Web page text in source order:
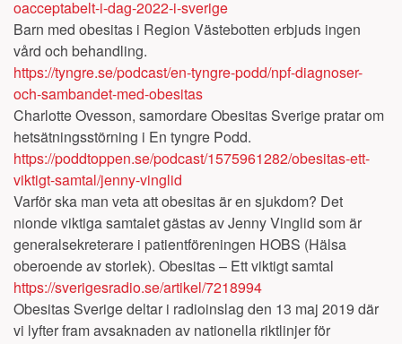
oacceptabelt-i-dag-2022-i-sverige
Barn med obesitas i Region Västebotten erbjuds ingen
vård och behandling.
https://tyngre.se/podcast/en-tyngre-podd/npf-diagnoser-
och-sambandet-med-obesitas
Charlotte Ovesson, samordare Obesitas Sverige pratar om
hetsätningsstörning i En tyngre Podd.
https://poddtoppen.se/podcast/1575961282/obesitas-ett-
viktigt-samtal/jenny-vinglid
Varför ska man veta att obesitas är en sjukdom? Det
nionde viktiga samtalet gästas av Jenny Vinglid som är
generalsekreterare i patientföreningen HOBS (Hälsa
oberoende av storlek). Obesitas – Ett viktigt samtal
https://sverigesradio.se/artikel/7218994
Obesitas Sverige deltar i radioinslag den 13 maj 2019 där
vi lyfter fram avsaknaden av nationella riktlinjer för